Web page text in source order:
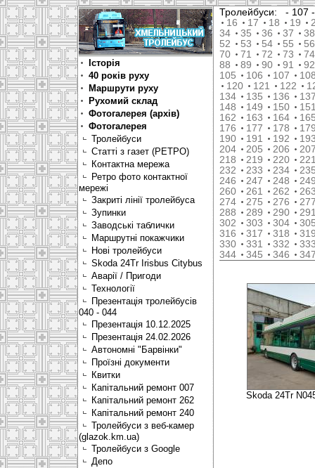
Історія
40 років руху
Маршрути руху
Рухомий склад
Фотогалерея (архів)
Фотогалерея
Тролейбуси
Статті з газет (РЕТРО)
Контактна мережа
Ретро фото контактної
мережі
Закриті лінії тролейбуса
Зупинки
Заводські таблички
Маршрутні покажчики
Нові тролейбуси
Skoda 24Tr Irisbus Citybus
Аварії / Пригоди
Технології
Презентація тролейбусів
040 - 044
Презентація 10.12.2025
Презентація 24.02.2026
Автономні "Барвінки"
Проїзні документи
Квитки
Капітальний ремонт 007
Капітальний ремонт 262
Капітальний ремонт 240
Тролейбуси з веб-камер
(glazok.km.ua)
Тролейбуси з Google
Депо
Тролейбуси:
-
16
17 18 19
34
35 36 37
38
52
53 54 55
56
70
71 72 73
74
88
89 90 91
92
105
106 107
120
121 122
134
135 136
148
149 150
162
163 164
176
177 178
190
191 192
204
205 206
218
219 220
232
233 234
246
247 248
260
261 262
274
275 276
288
289 290
302
303 304
316
317 318
330
331 332
344
345 346
Skoda 24Tr